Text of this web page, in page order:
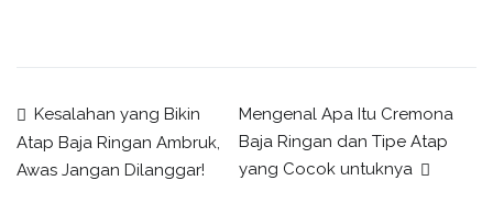
Post
Kesalahan yang Bikin
Atap Baja Ringan Ambruk,
Awas Jangan Dilanggar!
Mengenal Apa Itu Cremona
Baja Ringan dan Tipe Atap
yang Cocok untuknya